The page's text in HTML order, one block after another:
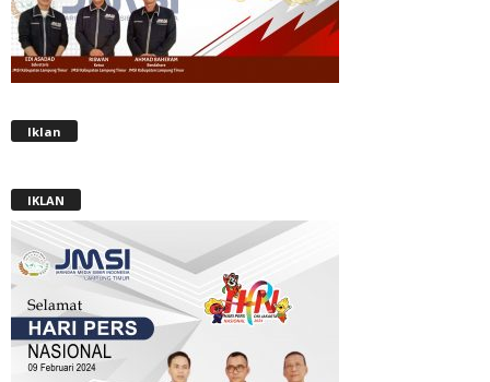
Iklan
IKLAN